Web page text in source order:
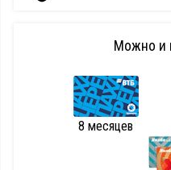
Можно и
8 месяцев